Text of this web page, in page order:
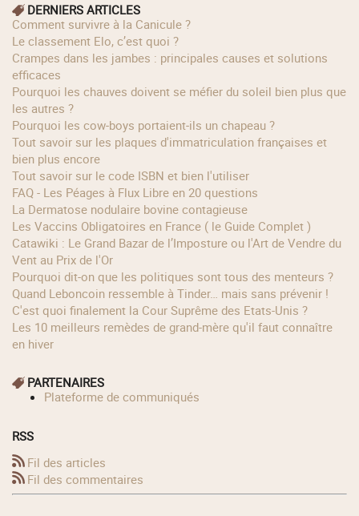
DERNIERS ARTICLES
Comment survivre à la Canicule ?
Le classement Elo, c’est quoi ?
Crampes dans les jambes : principales causes et solutions
efficaces
Pourquoi les chauves doivent se méfier du soleil bien plus que
les autres ?
Pourquoi les cow‑boys portaient‑ils un chapeau ?
Tout savoir sur les plaques d'immatriculation françaises et
bien plus encore
Tout savoir sur le code ISBN et bien l'utiliser
FAQ - Les Péages à Flux Libre en 20 questions
La Dermatose nodulaire bovine contagieuse
Les Vaccins Obligatoires en France ( le Guide Complet )
Catawiki : Le Grand Bazar de l’Imposture ou l'Art de Vendre du
Vent au Prix de l'Or
Pourquoi dit-on que les politiques sont tous des menteurs ?
Quand Leboncoin ressemble à Tinder… mais sans prévenir !
C'est quoi finalement la Cour Suprême des Etats-Unis ?
Les 10 meilleurs remèdes de grand-mère qu'il faut connaître
en hiver
PARTENAIRES
Plateforme de communiqués
RSS
Fil des articles
Fil des commentaires